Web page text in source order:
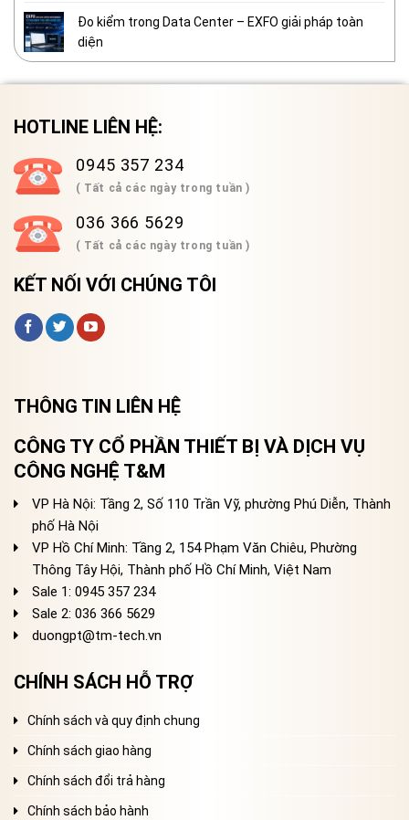
Đo kiểm trong Data Center – EXFO giải pháp toàn
diện
HOTLINE LIÊN HỆ:
0945 357 234
( Tất cả các ngày trong tuần )
036 366 5629
( Tất cả các ngày trong tuần )
KẾT NỐI VỚI CHÚNG TÔI
THÔNG TIN LIÊN HỆ
CÔNG TY CỔ PHẦN THIẾT BỊ VÀ DỊCH VỤ
CÔNG NGHỆ T&M
VP Hà Nội: Tầng 2, Số 110 Trần Vỹ, phường Phú Diễn, Thành
phố Hà Nội
VP Hồ Chí Minh: Tầng 2, 154 Phạm Văn Chiêu, Phường
Thông Tây Hội, Thành phố Hồ Chí Minh, Việt Nam
Sale 1: 0945 357 234
Sale 2: 036 366 5629
duongpt@tm-tech.vn
CHÍNH SÁCH HỖ TRỢ
Chính sách và quy định chung
Chính sách giao hàng
Chính sách đổi trả hàng
Chính sách bảo hành